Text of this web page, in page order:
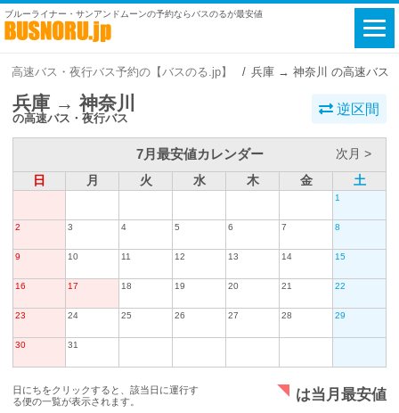
ブルーライナー・サンアンドムーンの予約ならバスのるが最安値
高速バス・夜行バス予約の【バスのる.jp】 兵庫 → 神奈川 の高速バス
兵庫 → 神奈川
の高速バス・夜行バス
逆区間
7月最安値カレンダー
次月 >
日
月 火 水 木 金 土
1
2 3 4 5 6 7 8
9 10 11 12 13 14 15
16 17 18 19 20 21 22
23 24 25 26 27 28 29
30 31
日にちをクリックすると、該当日に運行す
る便の一覧が表示されます。
は当月最安値